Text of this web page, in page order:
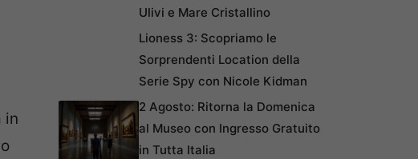
in
Ulivi e Mare Cristallino
Lioness 3: Scopriamo le
Sorprendenti Location della
Serie Spy con Nicole Kidman
2 Agosto: Ritorna la Domenica
al Museo con Ingresso Gratuito
in Tutta Italia